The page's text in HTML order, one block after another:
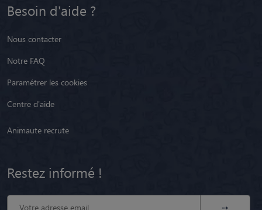
Besoin d'aide ?
Nous contacter
Notre FAQ
Paramétrer les cookies
Centre d'aide
Animaute recrute
Restez informé !